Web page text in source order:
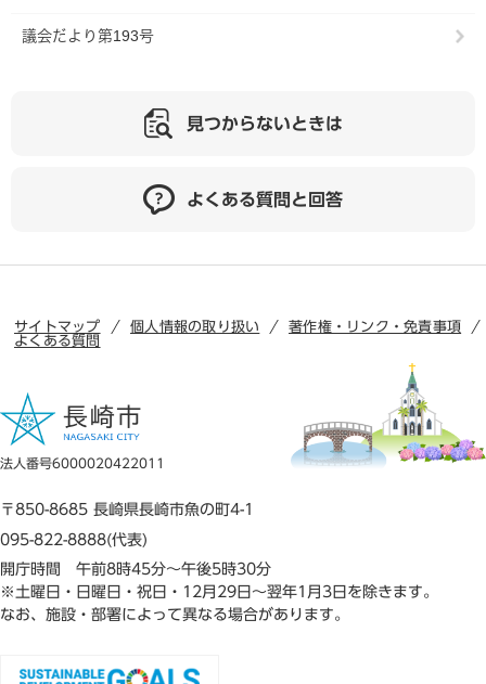
議会だより第193号
見つからないときは
よくある質問と回答
サイトマップ 個人情報の取り扱い
著作権・リンク・免責事項
よくある質問
法人番号6000020422011
〒850-8685 長崎県長崎市魚の町4-1
095-822-8888(代表)
開庁時間 午前8時45分～午後5時30分
※土曜日・日曜日・祝日・12月29日～翌年1月3日を除きます。
なお、施設・部署によって異なる場合があります。